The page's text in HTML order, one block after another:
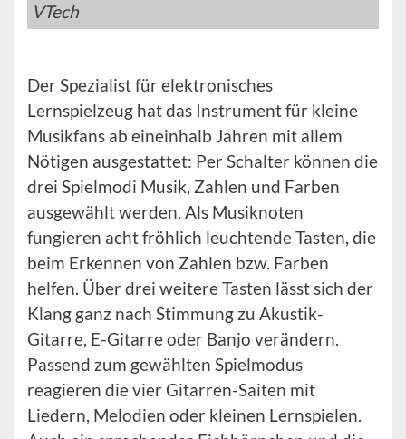
VTech
Der Spezialist für elektronisches
Lernspielzeug hat das Instrument für kleine
Musikfans ab eineinhalb Jahren mit allem
Nötigen ausgestattet: Per Schalter können die
drei Spielmodi Musik, Zahlen und Farben
ausgewählt werden. Als Musiknoten
fungieren acht fröhlich leuchtende Tasten, die
beim Erkennen von Zahlen bzw. Farben
helfen. Über drei weitere Tasten lässt sich der
Klang ganz nach Stimmung zu Akustik-
Gitarre, E-Gitarre oder Banjo verändern.
Passend zum gewählten Spielmodus
reagieren die vier Gitarren-Saiten mit
Liedern, Melodien oder kleinen Lernspielen.